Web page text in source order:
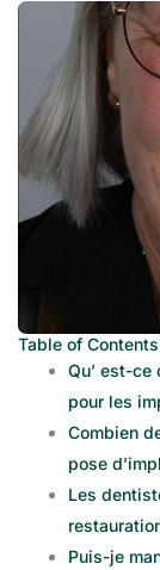
Table of Contents
Qu’ est-
pour les
Combien
pose
Les
Puis-je